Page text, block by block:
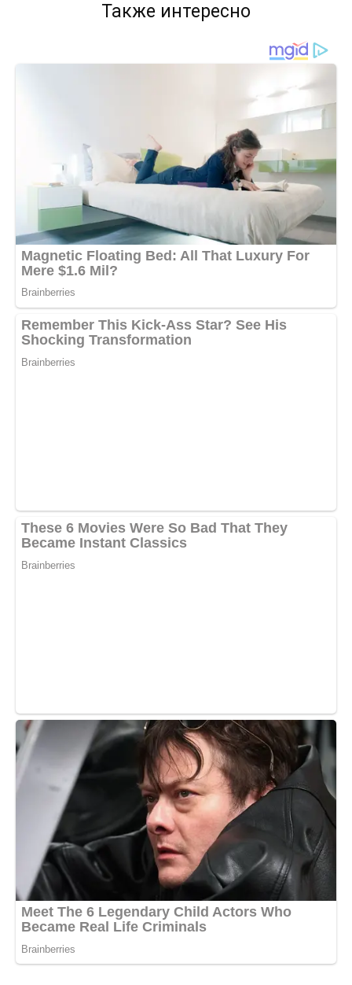
Также интересно